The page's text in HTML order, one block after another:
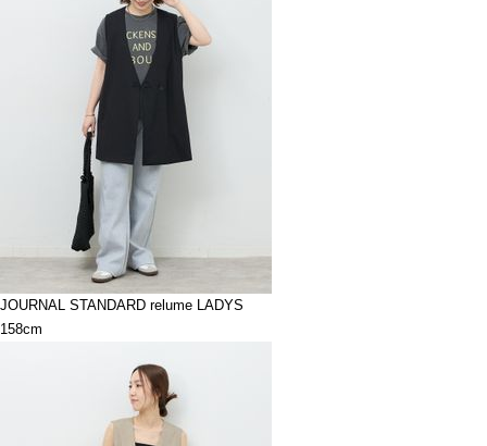
JOURNAL STANDARD relume LADYS
158cm